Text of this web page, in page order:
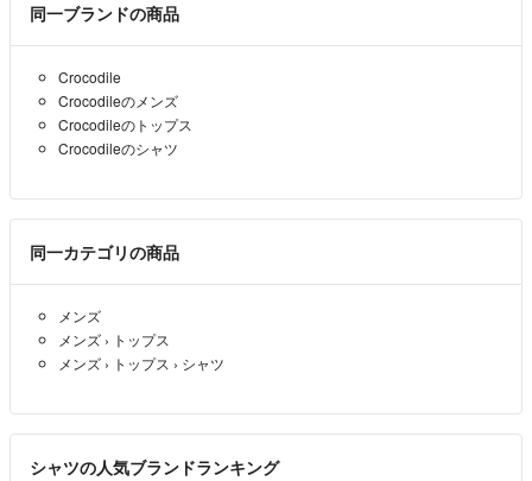
同一ブランドの商品
Crocodile
Crocodileのメンズ
Crocodileのトップス
Crocodileのシャツ
同一カテゴリの商品
メンズ
メンズ › トップス
メンズ › トップス › シャツ
シャツの人気ブランドランキング